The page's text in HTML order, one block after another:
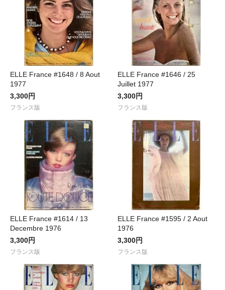
ELLE France #1648 / 8 Aout
1977
3,300円
フランス版
ELLE France #1646 / 25
Juillet 1977
3,300円
フランス版
ELLE France #1614 / 13
Decembre 1976
3,300円
フランス版
ELLE France #1595 / 2 Aout
1976
3,300円
フランス版